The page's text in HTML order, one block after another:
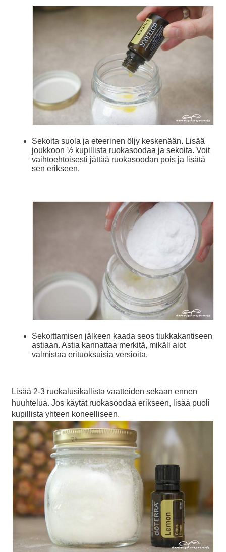
Sekoita suola ja eteerinen öljy keskenään. Lisää
joukkoon ½ kupillista ruokasoodaa ja sekoita. Voit
vaihtoehtoisesti jättää ruokasoodan pois ja lisätä
sen erikseen.
Sekoittamisen jälkeen kaada seos tiukkakantiseen
astiaan. Astia kannattaa merkitä, mikäli aiot
valmistaa erituoksuisia versioita.
Lisää 2-3 ruokalusikallista vaatteiden sekaan ennen
huuhtelua. Jos käytät ruokasoodaa erikseen, lisää puoli
kupillista yhteen koneelliseen.